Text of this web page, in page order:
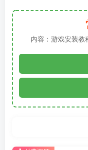
内容：游戏安装教